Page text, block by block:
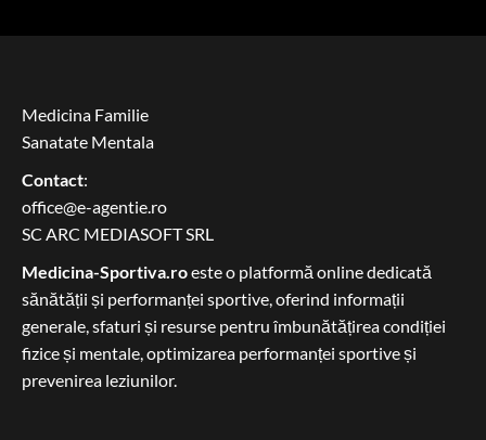
Medicina Familie
Sanatate Mentala
Contact:
office@e-agentie.ro
SC ARC MEDIASOFT SRL
Medicina-Sportiva.roeste o platformă online dedicată
sănătății și performanței sportive, oferind informații
generale, sfaturi și resurse pentru îmbunătățirea condiției
fizice și mentale, optimizarea performanței sportive și
prevenirea leziunilor.